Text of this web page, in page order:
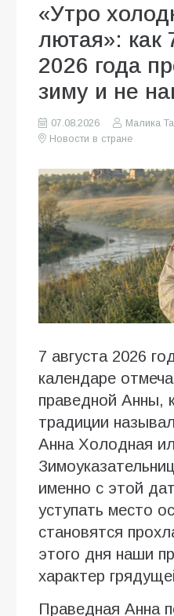
«Утро
лютая»: как
2026 года
зиму и не
07.08.2026
Малика
Новости в стране
7 августа 2026
календаре
праведной Анны,
традиции
Анна Холодная
именно с этой
уступать место
становятся
этого дня наши
характер
Праведная Анна